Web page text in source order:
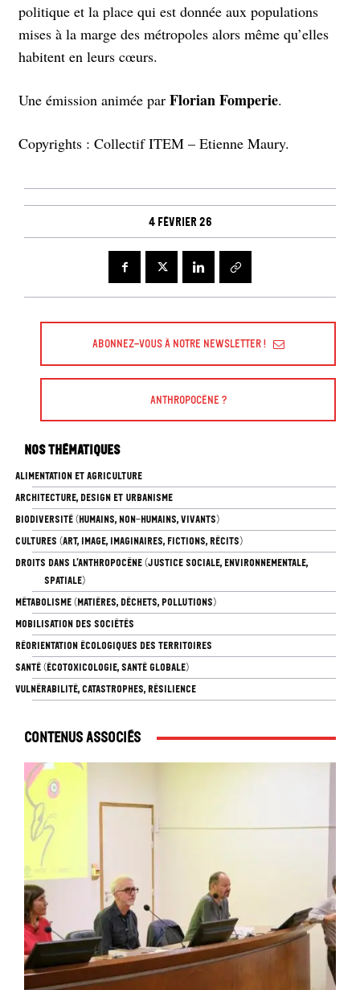
politique et la place qui est donnée aux populations
mises à la marge des métropoles alors même qu’elles
habitent en leurs cœurs.
Une émission animée par Florian Fomperie.
Copyrights : Collectif ITEM – Etienne Maury.
4 février 26
Abonnez-vous à Notre Newsletter !
Anthropocène ?
Nos thématiques
ALIMENTATION ET AGRICULTURE
ARCHITECTURE, DESIGN ET URBANISME
BIODIVERSITÉ (HUMAINS, NON-HUMAINS, VIVANTS)
CULTURES (ART, IMAGE, IMAGINAIRES, FICTIONS, RÉCITS)
DROITS DANS L’ANTHROPOCÈNE (JUSTICE SOCIALE, ENVIRONNEMENTALE,
SPATIALE)
MÉTABOLISME (MATIÈRES, DÉCHETS, POLLUTIONS)
MOBILISATION DES SOCIÉTÉS
RÉORIENTATION ÉCOLOGIQUES DES TERRITOIRES
SANTÉ (ÉCOTOXICOLOGIE, SANTÉ GLOBALE)
VULNÉRABILITÉ, CATASTROPHES, RÉSILIENCE
Contenus associés